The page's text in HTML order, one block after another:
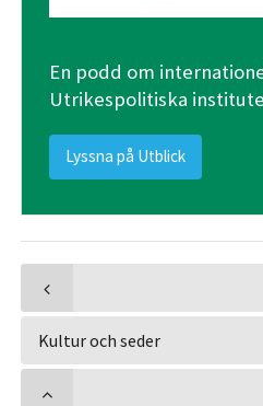
En podd om
Utrikespolitiska
Lyssna på Utblick
Kultur och seder